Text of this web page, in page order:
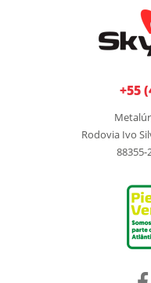
+55
Rodovia Ivo
88355-